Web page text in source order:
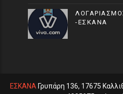
-ΕΣΚΑΝΑ
ΕΣΚΑΝΑ Γρυπάρη 136, 17675